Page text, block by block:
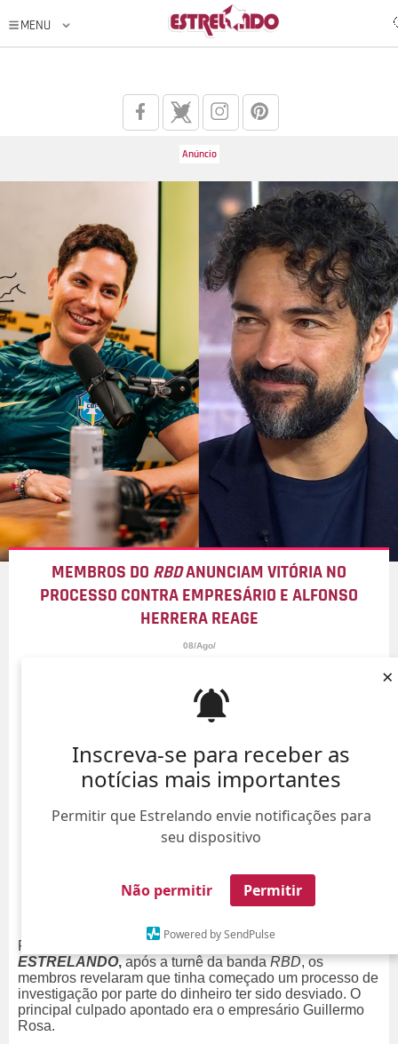
Inscreva-se para receber as
notícias mais importantes
Permitir que Estrelando envie notificações para
seu dispositivo
Não permitir Permitir
Powered by SendPulse
×
MEMBROS DO RBDANUNCIAM VITÓRIA NO
PROCESSO CONTRA EMPRESÁRIO E ALFONSO
HERRERA REAGE
08/Ago/
Fim de processo! Como você acompanhou aqui no
ESTRELANDO,após a turnê da bandaRBD, os
membros revelaram que tinha começado um processo de
investigação por parte do dinheiro ter sido desviado. O
principal culpado apontado era o empresário Guillermo
Rosa.